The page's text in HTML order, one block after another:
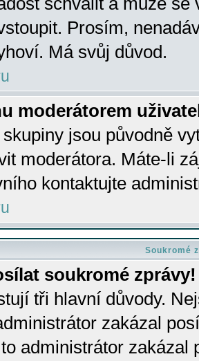
Prosím,
Má svůj důvod.
moderátorem
jsou původně
moderátora. Máte-li
kontaktujte
Soukromé
soukromé zprávy!
tři hlavní důvody.
zakázal
administrátor zakázal